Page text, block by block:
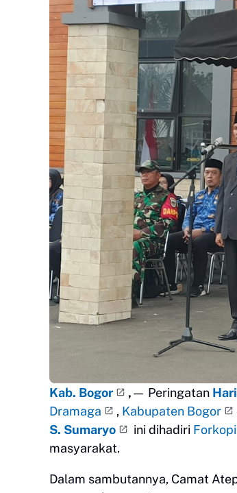
Kab. Bogor ,— Peringatan
Dramaga
, Kabupaten Bogor
S. Sumaryo
ini dihadiri
masyarakat.
Dalam sambutannya, Camat